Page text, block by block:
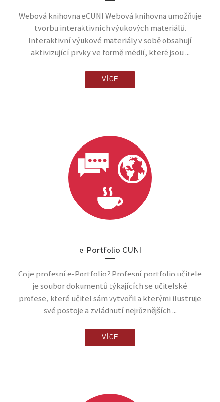
Webová knihovna eCUNI Webová knihovna umožňuje
tvorbu interaktivních výukových materiálů.
Interaktivní výukové materiály v sobě obsahují
aktivizující prvky ve formě médií, které jsou ...
VÍCE
e-Portfolio CUNI
Co je profesní e-Portfolio? Profesní portfolio učitele
je soubor dokumentů týkajících se učitelské
profese, které učitel sám vytvořil a kterými ilustruje
své postoje a zvládnutí nejrůznějších ...
VÍCE